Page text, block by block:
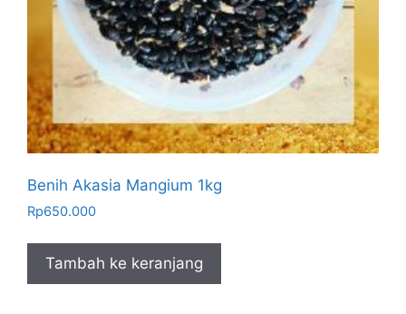
Benih Akasia Mangium 1kg
Rp650.000
Tambah ke keranjang